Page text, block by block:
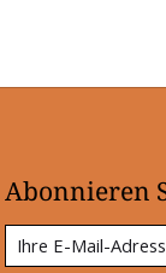
Abonnieren